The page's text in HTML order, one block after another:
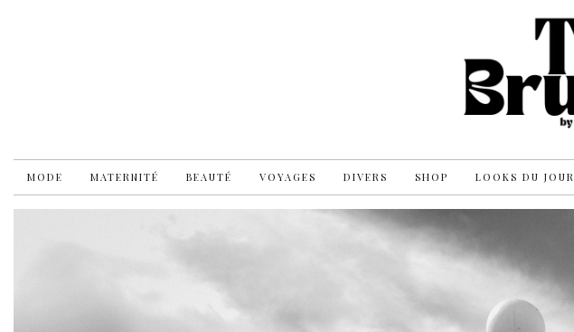
MODE MATERNITÉ BEAUTÉ VOYAGES DIVERS SHOP LOOKS DU JOUR